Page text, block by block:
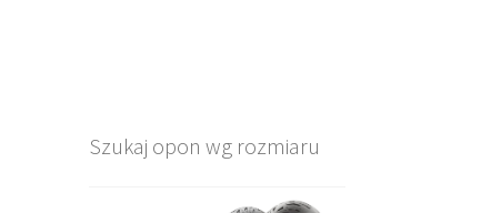
Szukaj opon wg rozmiaru